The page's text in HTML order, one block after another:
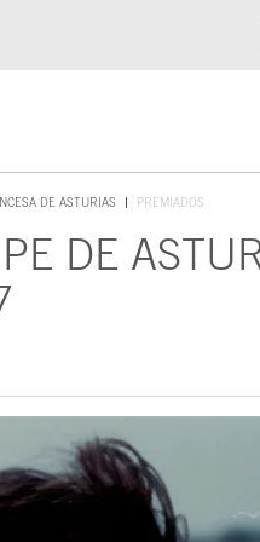
DE ASTURIAS PREMIADOS
DE